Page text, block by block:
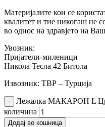
Материјалите кои се
квалитет и тие никогаш не
во однос на здравјето на
Увозник:
Пријатели-миленици
Никола Тесла 42 Битола
Извозник: ТВР – Турција
Лежалка МАКАРОН L
количина
Додај во кошница